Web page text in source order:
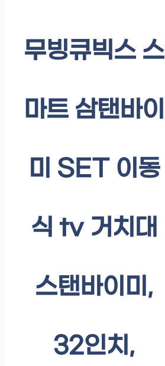
무빙큐빅스 스
마트 삼탠바이
미 SET 이동
식 tv 거치대
스탠바이미,
32인치,